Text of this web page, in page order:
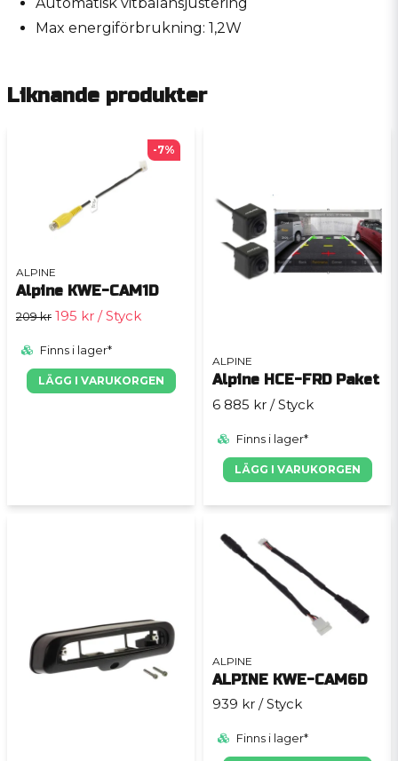
Max energiförbrukning: 1,2W
Liknande produkter
ALPINE
Alpine KWE-CAM1D
209 kr 195 kr / Styck
Finns i lager*
LÄGG I VARUKORGEN
-7%
ALPINE
Alpine HCE-FRD Paket
6 885 kr / Styck
Finns i lager*
LÄGG I VARUKORGEN
ALPINE
ALPINE KWE-CAM6D
939 kr / Styck
Finns i lager*